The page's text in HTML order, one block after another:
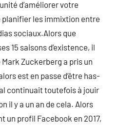
d’améliorer votre
les immixtion entre
sociaux.Alors que
15 saisons d’existence, il
Zuckerberg a pris un
est en passe d’être has-
continuait toutefois à jouir
il y a un an de cela. Alors
un profil Facebook en 2017,